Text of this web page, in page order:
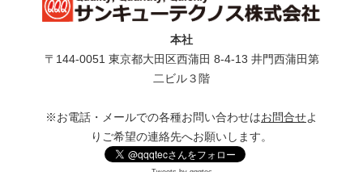
本社
〒144-0051 東京都⼤⽥区⻄蒲⽥ 8-4-13 井⾨⻄蒲⽥第
⼆ビル３階
※お電話・メールでの各種お問い合わせはお問合せよ
りご希望の連絡先へお願いします。